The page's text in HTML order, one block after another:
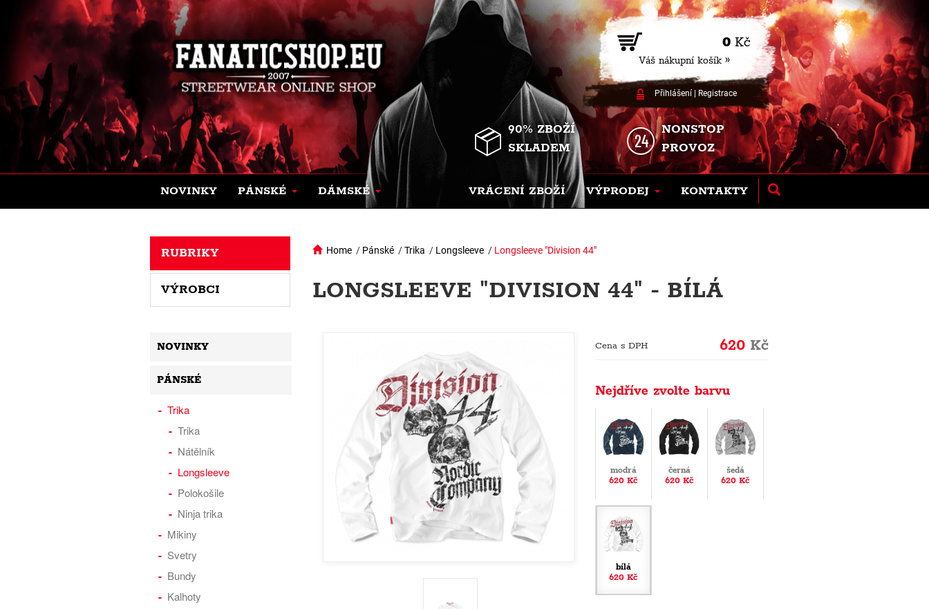
0 Kč
Váš nákupní košík »
Přihlášení| Registrace
90% ZBOŽÍ
SKLADEM
NONSTOP
PROVOZ
NOVINKY PÁNSKÉ DÁMSKÉ VRÁCENÍ ZBOŽÍ VÝPRODEJ KONTAKTY
Home / Pánské /Trika / Longsleeve / Longsleeve "Division 44"
LONGSLEEVE "DIVISION 44" - BÍLÁ
Cena s DPH 620 Kč
Nejdříve zvolte barvu
modrá
620 Kč
černá
620 Kč
šedá
620 Kč
bílá
620 Kč
RUBRIKY
VÝROBCI
NOVINKY
PÁNSKÉ
Trika
Trika
Nátělník
Longsleeve
Polokošile
Ninja trika
Mikiny
Svetry
Bundy
Kalhoty